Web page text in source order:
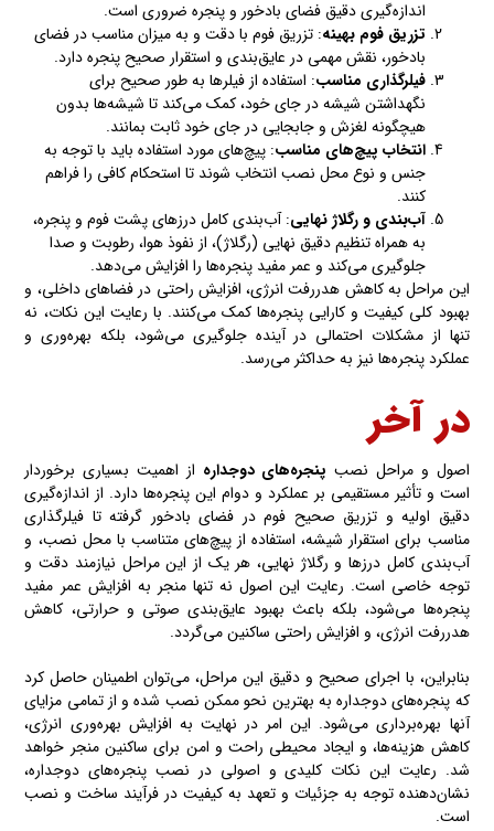
اندازه‌گیری دقیق فضای بادخور و پنجره ضروری است.
تزریق فوم بهینه: تزریق فوم با دقت و به میزان مناسب در فضای
بادخور، نقش مهمی در عایق‌بندی و استقرار صحیح پنجره دارد.
فیلرگذاری مناسب: استفاده از فیلرها به طور صحیح برای
نگهداشتن شیشه در جای خود، کمک می‌کند تا شیشه‌ها بدون
هیچگونه لغزش و جابجایی در جای خود ثابت بمانند.
انتخاب پیچ‌های مناسب: پیچ‌های مورد استفاده باید با توجه به
جنس و نوع محل نصب انتخاب شوند تا استحکام کافی را فراهم
کنند.
آب‌بندی و رگلاژ نهایی: آب‌بندی کامل درزهای پشت فوم و پنجره،
به همراه تنظیم دقیق نهایی (رگلاژ)، از نفوذ هوا، رطوبت و صدا
جلوگیری می‌کند و عمر مفید پنجره‌ها را افزایش می‌دهد.
این مراحل به کاهش هدررفت انرژی، افزایش راحتی در فضاهای داخلی، و
بهبود کلی کیفیت و کارایی پنجره‌ها کمک می‌کنند. با رعایت این نکات، نه
تنها از مشکلات احتمالی در آینده جلوگیری می‌شود، بلکه بهره‌وری و
عملکرد پنجره‌ها نیز به حداکثر می‌رسد.
در آخر
اصول و مراحل نصب پنجره‌های دوجداره از اهمیت بسیاری برخوردار
است و تأثیر مستقیمی بر عملکرد و دوام این پنجره‌ها دارد. از اندازه‌گیری
دقیق اولیه و تزریق صحیح فوم در فضای بادخور گرفته تا فیلرگذاری
مناسب برای استقرار شیشه، استفاده از پیچ‌های متناسب با محل نصب، و
آب‌بندی کامل درزها و رگلاژ نهایی، هر یک از این مراحل نیازمند دقت و
توجه خاصی است. رعایت این اصول نه تنها منجر به افزایش عمر مفید
پنجره‌ها می‌شود، بلکه باعث بهبود عایق‌بندی صوتی و حرارتی، کاهش
هدررفت انرژی، و افزایش راحتی ساکنین می‌گردد.
بنابراین، با اجرای صحیح و دقیق این مراحل، می‌توان اطمینان حاصل کرد
که پنجره‌های دوجداره به بهترین نحو ممکن نصب شده و از تمامی مزایای
آنها بهره‌برداری می‌شود. این امر در نهایت به افزایش بهره‌وری انرژی،
کاهش هزینه‌ها، و ایجاد محیطی راحت و امن برای ساکنین منجر خواهد
شد. رعایت این نکات کلیدی و اصولی در نصب پنجره‌های دوجداره،
نشان‌دهنده توجه به جزئیات و تعهد به کیفیت در فرآیند ساخت و نصب
است.